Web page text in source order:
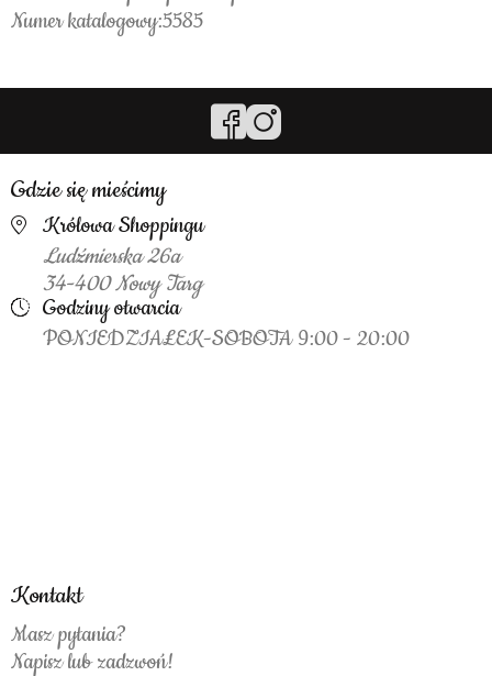
Numer katalogowy:5585
Gdzie się mieścimy
Królowa Shoppingu
Ludźmierska 26a
34-400 Nowy Targ
Godziny otwarcia
PONIEDZIAŁEK-SOBOTA 9:00 - 20:00
Kontakt
Masz pytania?
Napisz lub zadzwoń!